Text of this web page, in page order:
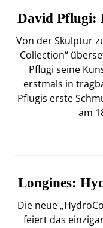
David Pflugi:
Von der Skulptur
Collection“
Pflugi seine
erstmals in
Pflugis erste
am
Longines:
Die neue
feiert das